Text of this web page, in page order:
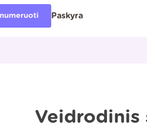
Paskyra
Veidrodinis